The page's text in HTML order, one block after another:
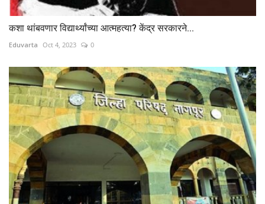
कशा थांबवणार विद्यार्थ्यांच्या आत्महत्या? केंद्र सरकारने...
Eduvarta Oct 4, 2023 0